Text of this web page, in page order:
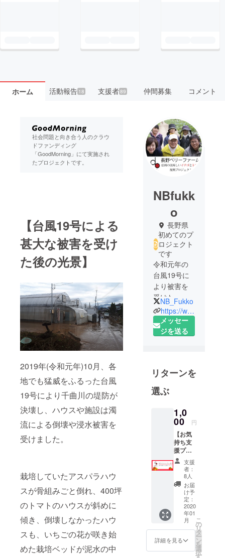
ホーム 活動報告18 支援者89 仲間募集 コメント
社会問題と向き合う人のクラウ
ドファンディング
「GoodMorning」にて実施され
たプロジェクトです。
【台風19号による
甚大な被害を受け
た後の光景】
2019年(令和元年)10月、各
地でも猛威をふるった台風
19号により千曲川の堤防が
決壊し、ハウスや施設は濁
流による倒壊や浸水被害を
受けました。
栽培していたアスパラハウ
スが骨組みごと倒れ、400坪
のトマトのハウスが斜めに
傾き、倒壊しなかったハウ
スも、いちごの花が咲き始
めた栽培ベッドが泥水の中
NBfukk
o
長野県
初めてのプ
ロジェクト
です
令和元年の
台風19号に
より被害を
受けた、長
野ベリー
ファーム株
式会社の復
ファームを
中心に、長
野でWebク
リエイター
として活躍
している
トータル山
本と、マー
ケティング
ディレク
ターとして
活躍してい
る福島聡子
の二人を加
え、「信州
の美味しい
イチゴとト
NB_Fukko
https://www.naganoberryfarm.com/
メッセー
ジを送る
リターンを
選ぶ
1,0
00 円
【お気
持ち支
援プラ
ン】 実
行委員
会より
お礼の
サンク
スメー
ルにプ
ラスし
て、い
ちご狩
り￥100
割引チ
ケット
支援
者：
8人
お届
け予
定：
2020
年01
月
詳細を見る
こ
の
リ
タ
ー
ン
を
選
択
す